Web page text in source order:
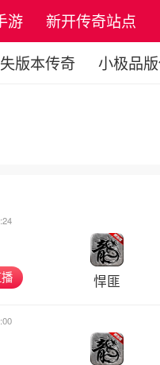
游
新开传奇站点
版本传奇 小极品
悍匪